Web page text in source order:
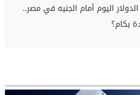
اليوم أمام الجنيه في مصر..
بكام؟